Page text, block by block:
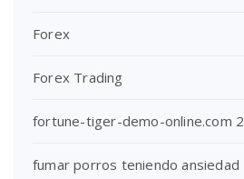
Forex
Forex Trading
fortune-tiger-demo-online.com 2
fumar porros teniendo ansiedad